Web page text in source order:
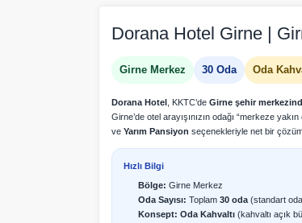
Dorana Hotel Girne |
Girne Merkez 30 Oda Oda
Dorana Hotel , KKTC’de Girne şehir
Girne’de otel arayışınızın odağı “merkeze
ve Yarım Pansiyon seçenekleriyle net bir
Hızlı Bilgi
Bölge: Girne Merkez
Oda Sayısı: Toplam 30 oda (standart
Konsept: Oda Kahvaltı (kahvaltı açık